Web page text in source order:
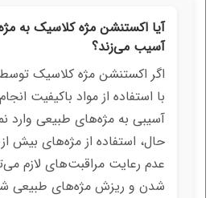
آیا اکستنشن مژه کلاسیک به
آسیب می‌زند؟
اگر اکستنشن مژه کلاسیک
با استفاده از مواد باکیفیت
آسیبی به مژه‌های طبیعی وارد
حال، استفاده از مژه‌های بیش
عدم رعایت مراقبت‌های لازم
شدن و ریزش مژه‌های طبیعی